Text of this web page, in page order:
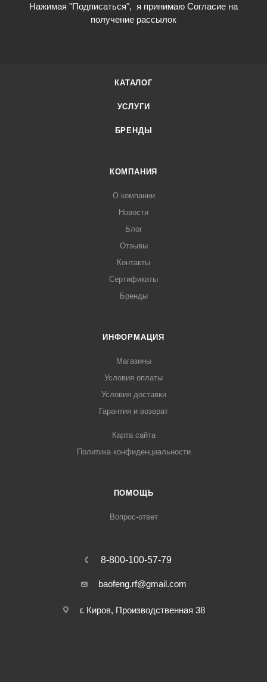
Нажимая "Подписаться", я принимаю Согласие на
получение рассылок
КАТАЛОГ
УСЛУГИ
БРЕНДЫ
КОМПАНИЯ
О компании
Новости
Блог
Отзывы
Контакты
Сертификаты
Бренды
ИНФОРМАЦИЯ
Магазины
Условия оплаты
Условия доставки
Гарантия и возврат
Карта сайта
Политика конфиденциальности
ПОМОЩЬ
Вопрос-ответ
8-800-100-57-79
baofeng.rf@gmail.com
г. Киров, Производственная 38